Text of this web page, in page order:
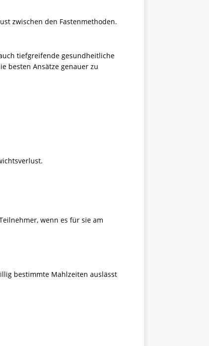
zwischen den Fastenmethoden.
tiefgreifende gesundheitliche
besten Ansätze genauer zu
wenn es für sie am
bestimmte Mahlzeiten auslässt